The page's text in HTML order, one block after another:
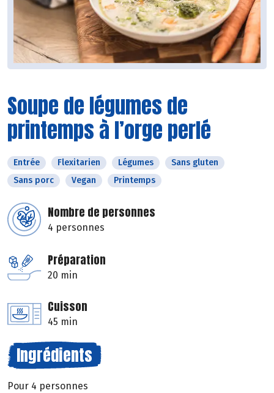
Soupe de légumes de
printemps à l’orge perlé
Entrée Flexitarien Légumes
Sans gluten
Sans porc
Vegan Printemps
Nombre de personnes
4 personnes
Préparation
20 min
Cuisson
45 min
Ingrédients
Pour 4 personnes